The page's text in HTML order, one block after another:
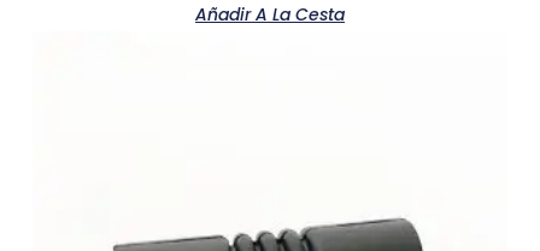
Añadir A La Cesta